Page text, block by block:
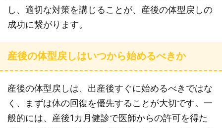
し、適切な対策を講じることが、産後の体型戻しの
成功に繋がります。
産後の体型戻しはいつから始めるべきか
産後の体型戻しは、出産後すぐに始めるべきではな
く、まずは体の回復を優先することが大切です。一
般的には、産後1カ月健診で医師からの許可を得た